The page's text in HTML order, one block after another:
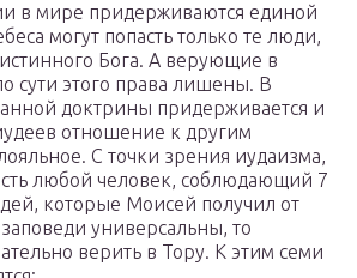
в мире придерживаются единой
могут попасть только те люди,
Бога. А верующие в
сути этого права лишены. В
доктрины придерживается и
отношение к другим
С точки зрения иудаизма,
любой человек, соблюдающий 7
которые Моисей получил от
универсальны, то
верить в Тору. К этим семи